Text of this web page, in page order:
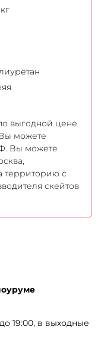
выгодной цене
можете
Вы можете
территорию с
скейтов
19:00, в выходные